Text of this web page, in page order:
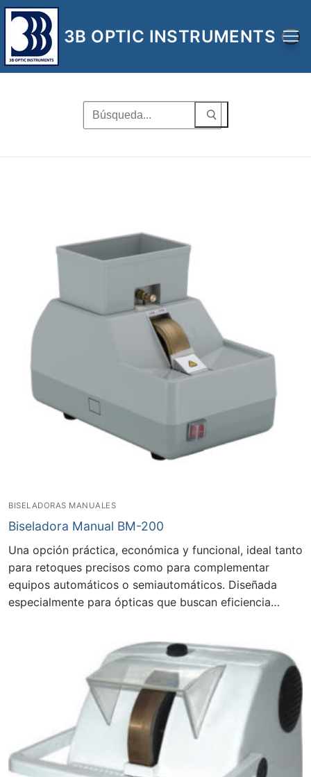
Ir
contenido
3B OPTIC INSTRUMENTS
Buscar
por:
BISELADORAS MANUALES
Biseladora Manual BM-200
Una opción práctica, económica y funcional, ideal tanto
para retoques precisos como para complementar
equipos automáticos o semiautomáticos. Diseñada
especialmente para ópticas que buscan eficiencia…